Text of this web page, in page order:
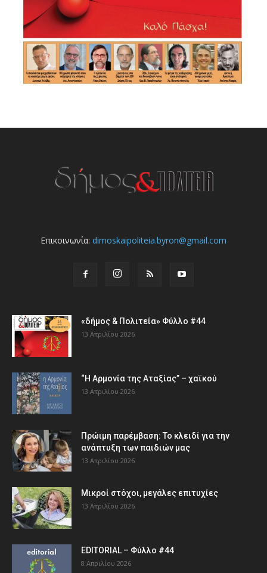
Επικοινωνία: dimoskaipoliteia.byron@gmail.com
«δήμος & Πολιτεία» Φύλλο #44
13 Απριλίου 2026
“Η Αρμονία της Αταξίας” – χαϊκού
13 Απριλίου 2026
Πρώιμη παρέμβαση: Το κλειδί για την
ανάπτυξη των παιδιών µας
13 Απριλίου 2026
Μικροί στόχοι, μεγάλες επιτυχίες
13 Απριλίου 2026
EDITORIAL – Φύλλο #44
8 Απριλίου 2026